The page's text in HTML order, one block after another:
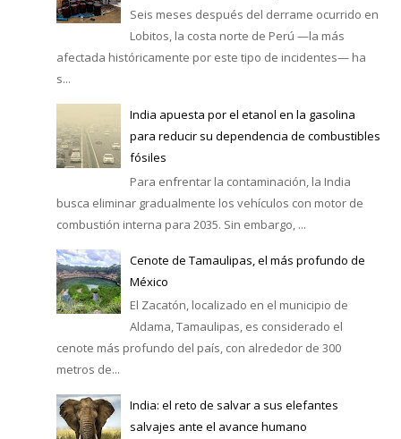
Seis meses después del derrame ocurrido en
Lobitos, la costa norte de Perú —la más
afectada históricamente por este tipo de incidentes— ha
s...
India apuesta por el etanol en la gasolina
para reducir su dependencia de combustibles
fósiles
Para enfrentar la contaminación, la India
busca eliminar gradualmente los vehículos con motor de
combustión interna para 2035. Sin embargo, ...
Cenote de Tamaulipas, el más profundo de
México
El Zacatón, localizado en el municipio de
Aldama, Tamaulipas, es considerado el
cenote más profundo del país, con alrededor de 300
metros de...
India: el reto de salvar a sus elefantes
salvajes ante el avance humano